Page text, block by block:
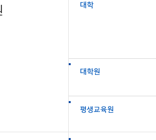
대학
대학원
평생교육원